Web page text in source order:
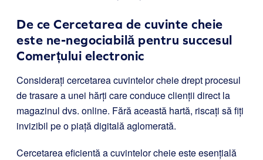
De ce Cercetarea de cuvinte cheie
este ne-negociabilă pentru succesul
Comerțului electronic
Considerați cercetarea cuvintelor cheie drept procesul
de trasare a unei hărți care conduce clienții direct la
magazinul dvs. online. Fără această hartă, riscați să fiți
invizibil pe o piață digitală aglomerată.
Cercetarea eficientă a cuvintelor cheie este esențială